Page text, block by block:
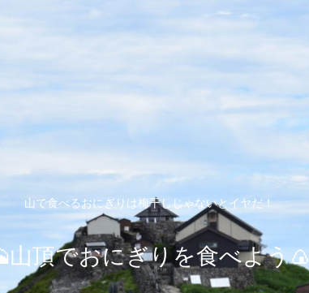
山で食べるおにぎりは梅干しじゃないとイヤだ！
山頂でおにぎりを食べよう🍙